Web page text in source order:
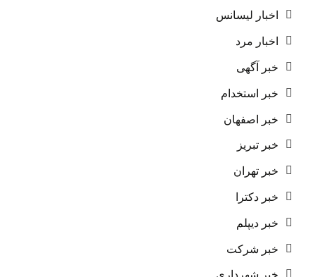
اخبار لیسانس
اخبار مرد
خبر آگهی
خبر استخدام
خبر اصفهان
خبر تبریز
خبر تهران
خبر دکترا
خبر دیپلم
خبر شرکت